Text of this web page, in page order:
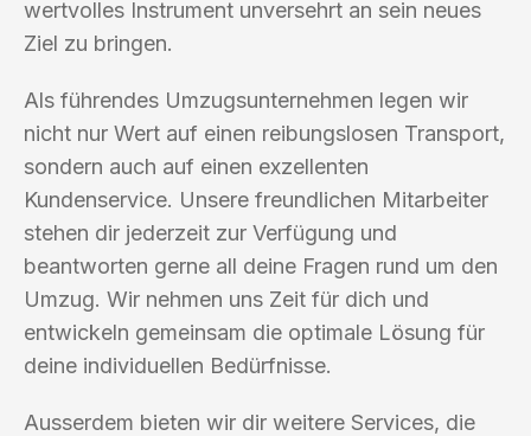
wertvolles Instrument unversehrt an sein neues
Ziel zu bringen.
Als führendes Umzugsunternehmen legen wir
nicht nur Wert auf einen reibungslosen Transport,
sondern auch auf einen exzellenten
Kundenservice. Unsere freundlichen Mitarbeiter
stehen dir jederzeit zur Verfügung und
beantworten gerne all deine Fragen rund um den
Umzug. Wir nehmen uns Zeit für dich und
entwickeln gemeinsam die optimale Lösung für
deine individuellen Bedürfnisse.
Ausserdem bieten wir dir weitere Services, die